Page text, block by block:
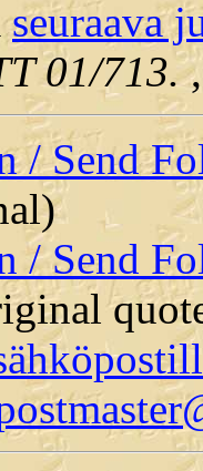
seuraava
01/713.
/ Send
/ Send